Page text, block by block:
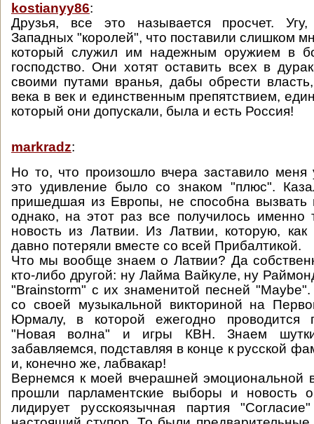
kostianyy86:
Друзья, все это называется просчет. Угу,
Западных "королей", что поставили слишком
который служил им надежным оружием в
господство. Они хотят оставить всех в
своими путами вранья, дабы обрести
века в век и единственным препятствием,
который они допускали, была и есть Россия!
markradz:
Но то, что произошло вчера заставило меня
это удивление было со знаком "плюс".
пришедшая из Европы, не способна вызвать
однако, на этот раз все получилось
новость из Латвии. Из Латвии, которую,
давно потеряли вместе со всей Прибалтикой.
Что мы вообще знаем о Латвии? Да
кто-либо другой: ну Лайма Вайкуле, ну
"Brainstorm" с их знаменитой песней
со своей музыкальной викториной на
Юрмалу, в которой ежегодно проводится
"Новая волна" и игры КВН. Знаем
забавляемся, подставляя в конце к русской
и, конечно же, лабвакар!
Вернемся к моей вчерашней эмоциональной
прошли парламентские выборы и новость
лидирует русскоязычная партия